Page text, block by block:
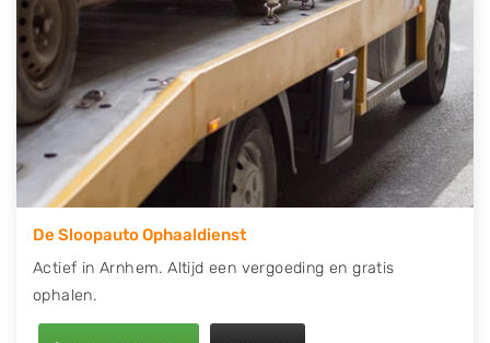
Wij kunnen u helpen met de inkoop van auto's van
eigenlijk alle merken, zoals Alfa Romeo, Audi, BMW,
Chevrolet, Citroën, Dacia, Fiat, Ford, Honda, Hyundai,
Kia, Mazda, Mercedes Benz, Mitsubishi, Nissan, Opel,
Peugeot, Porsche, Renault, Seat, Skoda, Suzuki, Tesla,
Toyota, Volkswagen en Volvo.
De Sloopauto Ophaaldienst
Actief in Arnhem. Altijd een vergoeding en gratis
ophalen.